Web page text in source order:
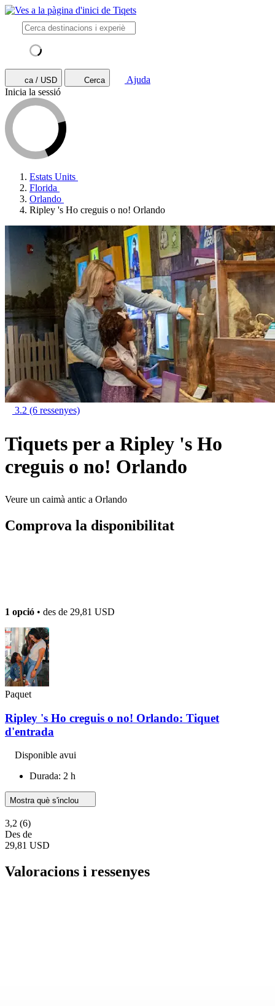
ca / USD Cerca
Ajuda
Inicia la sessió
Estats Units
Florida
Orlando
Ripley 's Ho creguis o no! Orlando
3.2 (6 ressenyes)
Tiquets per a Ripley 's Ho
creguis o no! Orlando
Veure un caimà antic a Orlando
Comprova la disponibilitat
1 opció • des de 29,81 USD
Paquet
Ripley 's Ho creguis o no! Orlando: Tiquet
d'entrada
Disponible avui
Durada: 2 h
Mostra què s'inclou
3,2 (6)
Des de
29,81 USD
Valoracions i ressenyes